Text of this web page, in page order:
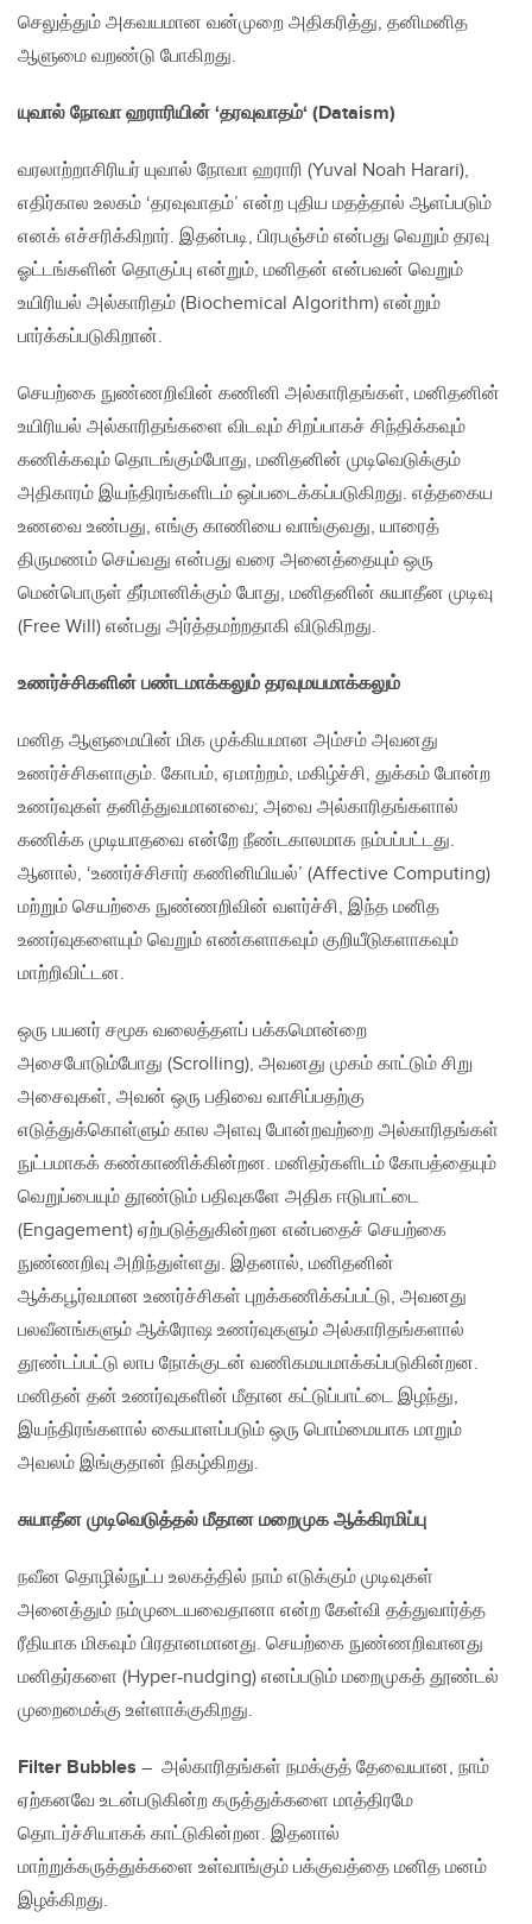
செலுத்தும் அகவயமான வன்முறை அதிகரித்து, தனிமனித
ஆளுமை வறண்டு போகிறது.
யுவால் நோவா ஹராரியின் ‘தரவுவாதம்‘ (Dataism)
வரலாற்றாசிரியர் யுவால் நோவா ஹராரி (Yuval Noah Harari),
எதிர்கால உலகம் ‘தரவுவாதம்’ என்ற புதிய மதத்தால் ஆளப்படும்
எனக் எச்சரிக்கிறார். இதன்படி, பிரபஞ்சம் என்பது வெறும் தரவு
ஓட்டங்களின் தொகுப்பு என்றும், மனிதன் என்பவன் வெறும்
உயிரியல் அல்காரிதம் (Biochemical Algorithm) என்றும்
பார்க்கப்படுகிறான்.
செயற்கை நுண்ணறிவின் கணினி அல்காரிதங்கள், மனிதனின்
உயிரியல் அல்காரிதங்களை விடவும் சிறப்பாகச் சிந்திக்கவும்
கணிக்கவும் தொடங்கும்போது, மனிதனின் முடிவெடுக்கும்
அதிகாரம் இயந்திரங்களிடம் ஒப்படைக்கப்படுகிறது. எத்தகைய
உணவை உண்பது, எங்கு காணியை வாங்குவது, யாரைத்
திருமணம் செய்வது என்பது வரை அனைத்தையும் ஒரு
மென்பொருள் தீர்மானிக்கும் போது, மனிதனின் சுயாதீன முடிவு
(Free Will) என்பது அர்த்தமற்றதாகி விடுகிறது.
உணர்ச்சிகளின் பண்டமாக்கலும் தரவுமயமாக்கலும்
மனித ஆளுமையின் மிக முக்கியமான அம்சம் அவனது
உணர்ச்சிகளாகும். கோபம், ஏமாற்றம், மகிழ்ச்சி, துக்கம் போன்ற
உணர்வுகள் தனித்துவமானவை; அவை அல்காரிதங்களால்
கணிக்க முடியாதவை என்றே நீண்டகாலமாக நம்பப்பட்டது.
ஆனால், ‘உணர்ச்சிசார் கணினியியல்’ (Affective Computing)
மற்றும் செயற்கை நுண்ணறிவின் வளர்ச்சி, இந்த மனித
உணர்வுகளையும் வெறும் எண்களாகவும் குறியீடுகளாகவும்
மாற்றிவிட்டன.
ஒரு பயனர் சமூக வலைத்தளப் பக்கமொன்றை
அசைபோடும்போது (Scrolling), அவனது முகம் காட்டும் சிறு
அசைவுகள், அவன் ஒரு பதிவை வாசிப்பதற்கு
எடுத்துக்கொள்ளும் கால அளவு போன்றவற்றை அல்காரிதங்கள்
நுட்பமாகக் கண்காணிக்கின்றன. மனிதர்களிடம் கோபத்தையும்
வெறுப்பையும் தூண்டும் பதிவுகளே அதிக ஈடுபாட்டை
(Engagement) ஏற்படுத்துகின்றன என்பதைச் செயற்கை
நுண்ணறிவு அறிந்துள்ளது. இதனால், மனிதனின்
ஆக்கபூர்வமான உணர்ச்சிகள் புறக்கணிக்கப்பட்டு, அவனது
பலவீனங்களும் ஆக்ரோஷ உணர்வுகளும் அல்காரிதங்களால்
தூண்டப்பட்டு லாப நோக்குடன் வணிகமயமாக்கப்படுகின்றன.
மனிதன் தன் உணர்வுகளின் மீதான கட்டுப்பாட்டை இழந்து,
இயந்திரங்களால் கையாளப்படும் ஒரு பொம்மையாக மாறும்
அவலம் இங்குதான் நிகழ்கிறது.
சுயாதீன முடிவெடுத்தல் மீதான மறைமுக ஆக்கிரமிப்பு
நவீன தொழில்நுட்ப உலகத்தில் நாம் எடுக்கும் முடிவுகள்
அனைத்தும் நம்முடையவைதானா என்ற கேள்வி தத்துவார்த்த
ரீதியாக மிகவும் பிரதானமானது. செயற்கை நுண்ணறிவானது
மனிதர்களை (Hyper-nudging) எனப்படும் மறைமுகத் தூண்டல்
முறைமைக்கு உள்ளாக்குகிறது.
Filter Bubbles – அல்காரிதங்கள் நமக்குத் தேவையான, நாம்
ஏற்கனவே உடன்படுகின்ற கருத்துக்களை மாத்திரமே
தொடர்ச்சியாகக் காட்டுகின்றன. இதனால்
மாற்றுக்கருத்துக்களை உள்வாங்கும் பக்குவத்தை மனித மனம்
இழக்கிறது.